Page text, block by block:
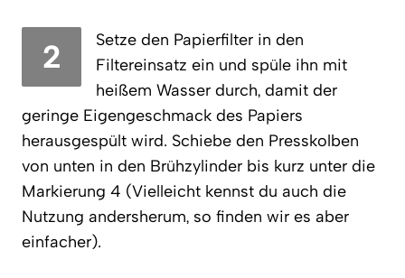
2
Setze den Papierfilter in den
Filtereinsatz ein und spüle ihn mit
heißem Wasser durch, damit der
geringe Eigengeschmack des Papiers
herausgespült wird. Schiebe den Presskolben
von unten in den Brühzylinder bis kurz unter die
Markierung 4 (Vielleicht kennst du auch die
Nutzung andersherum, so finden wir es aber
einfacher).